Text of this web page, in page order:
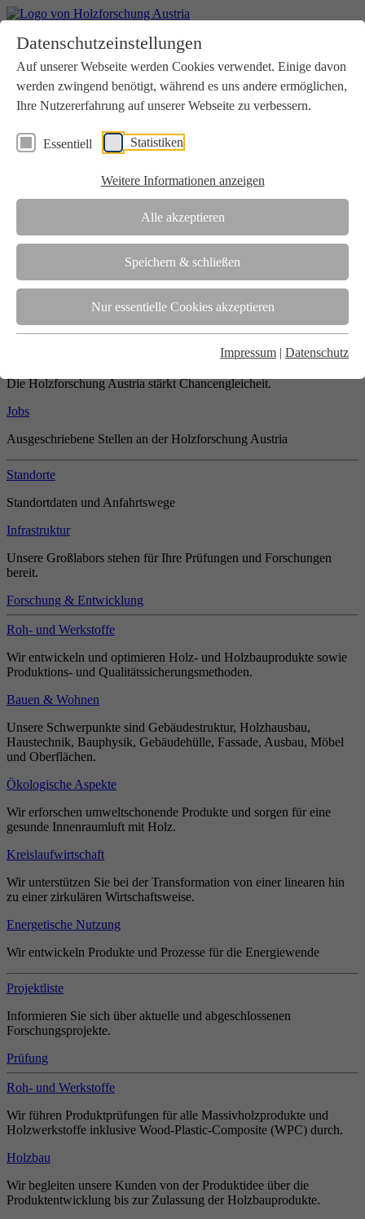
Datenschutzeinstellungen
Auf unserer Webseite werden Cookies verwendet. Einige davon
werden zwingend benötigt, während es uns andere ermöglichen,
Ihre Nutzererfahrung auf unserer Webseite zu verbessern.
Essentiell Statistiken
Weitere Informationen anzeigen
Alle akzeptieren
Speichern & schließen
Nur essentielle Cookies akzeptieren
Impressum | Datenschutz
Aktuelles
Downloads
Kontakt
Login
Verein
Wir unterstützen die Interessen der Holzbranche in enger
Zusammenarbeit mit Wissenschaft und Wirtschaft.
Die Holzforschung Austria ist akkreditierte Prüf-, Inspektions- und
Team
Unsere gesamte Kompetenz ist in unseren Mitarbeiter:innen
gebündelt
Die Holzforschung Austria stärkt Chancengleicheit.
Jobs
Ausgeschriebene Stellen an der Holzforschung Austria
Standorte
Standortdaten und Anfahrtswege
Infrastruktur
Unsere Großlabors stehen für Ihre Prüfungen und Forschungen
bereit.
Forschung & Entwicklung
Roh- und Werkstoffe
Wir entwickeln und optimieren Holz- und Holzbauprodukte sowie
Produktions- und Qualitätssicherungsmethoden.
Bauen & Wohnen
Unsere Schwerpunkte sind Gebäudestruktur, Holzhausbau,
Haustechnik, Bauphysik, Gebäudehülle, Fassade, Ausbau, Möbel
und Oberflächen.
Ökologische Aspekte
Wir erforschen umweltschonende Produkte und sorgen für eine
gesunde Innenraumluft mit Holz.
Kreislaufwirtschaft
Wir unterstützen Sie bei der Transformation von einer linearen hin
zu einer zirkulären Wirtschaftsweise.
Energetische Nutzung
Wir entwickeln Produkte und Prozesse für die Energiewende
Projektliste
Informieren Sie sich über aktuelle und abgeschlossenen
Forschungsprojekte.
Prüfung
Roh- und Werkstoffe
Wir führen Produktprüfungen für alle Massivholzprodukte und
Holzwerkstoffe inklusive Wood-Plastic-Composite (WPC) durch.
Holzbau
Wir begleiten unsere Kunden von der Produktidee über die
Produktentwicklung bis zur Zulassung der Holzbauprodukte.